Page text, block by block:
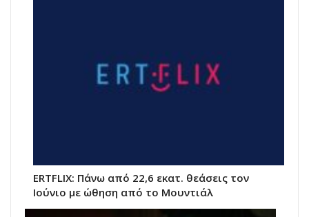
ERTFLIX: Πάνω από 22,6 εκατ. θεάσεις τον
Ιούνιο με ώθηση από το Μουντιάλ